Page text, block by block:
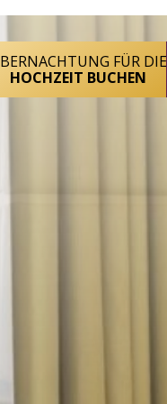
FÜR DIE
HOCHZEIT BUCHEN